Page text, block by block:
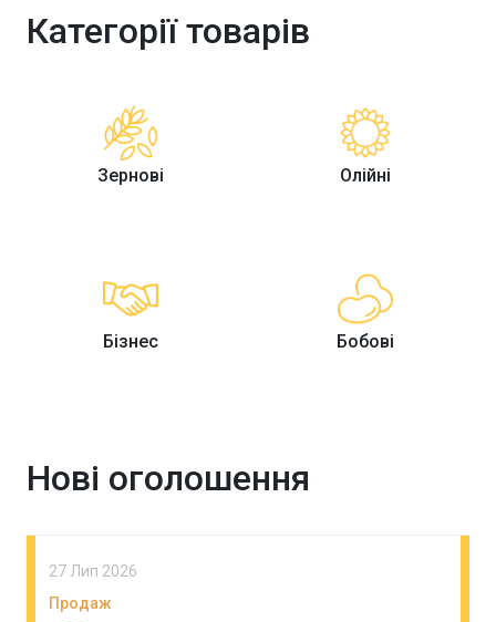
Категорії товарів
Зернові Олійні
Бізнес Бобові
Нові оголошення
27 Лип 2026
Продаж